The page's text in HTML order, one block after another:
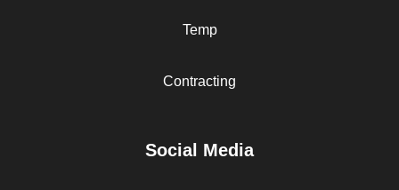
Temp
Contracting
Social Media